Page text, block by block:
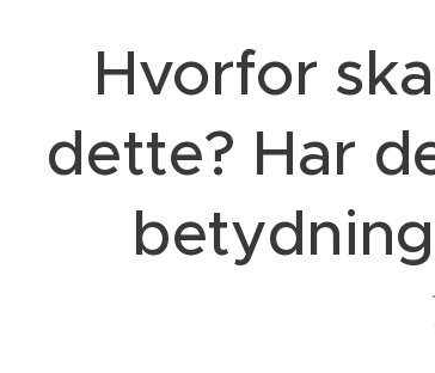
Hvorfor
dette? Har